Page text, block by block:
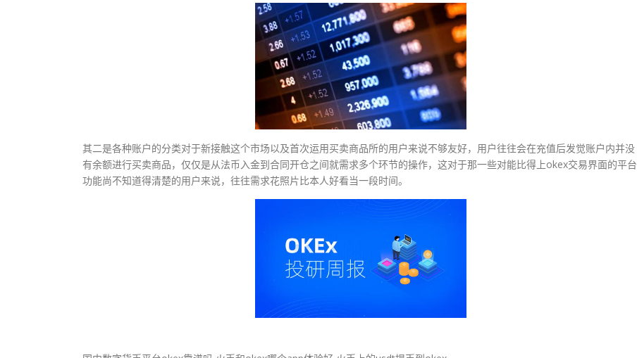
其二是各种账户的分类对于新接触这个市场以及首次运用买卖商品所的用户来说不够友好，用户往往会在充值后发觉账户内并没
有余额进行买卖商品，仅仅是从法币入金到合同开仓之间就需求多个环节的操作，这对于那一些对能比得上okex交易界面的平台
功能尚不知道得清楚的用户来说，往往需求花照片比本人好看当一段时间。